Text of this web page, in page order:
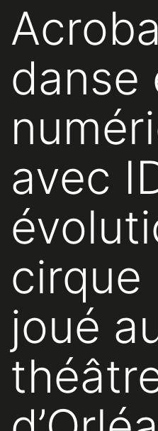
danse
avec
cirque
joué